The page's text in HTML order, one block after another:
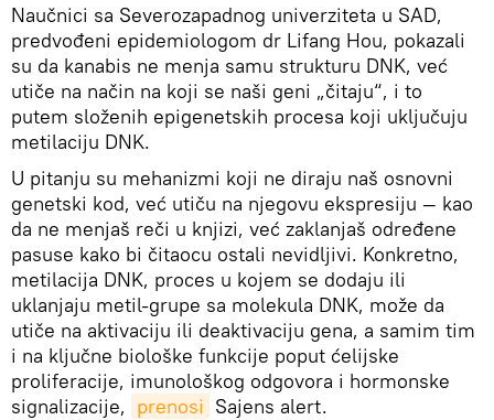
Naučnici sa Severozapadnog univerziteta u SAD,
predvođeni epidemiologom dr Lifang Hou, pokazali
su da kanabis ne menja samu strukturu DNK, već
utiče na način na koji se naši geni „čitaju“, i to
putem složenih epigenetskih procesa koji uključuju
metilaciju DNK.
U pitanju su mehanizmi koji ne diraju naš osnovni
genetski kod, već utiču na njegovu ekspresiju — kao
da ne menjaš reči u knjizi, već zaklanjaš određene
pasuse kako bi čitaocu ostali nevidljivi. Konkretno,
metilacija DNK, proces u kojem se dodaju ili
uklanjaju metil-grupe sa molekula DNK, može da
utiče na aktivaciju ili deaktivaciju gena, a samim tim
i na ključne biološke funkcije poput ćelijske
proliferacije, imunološkog odgovora i hormonske
signalizacije, prenosi Sajens alert.